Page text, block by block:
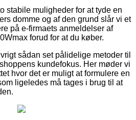
stabile muligheder for at tyde en
domme og af den grund slår vi et
på e-firmaets anmeldelser af
forud for at du køber.
sådan set pålidelige metoder til
kundefokus. Her møder vi
hvor det er muligt at formulere en
ligeledes må tages i brug til at